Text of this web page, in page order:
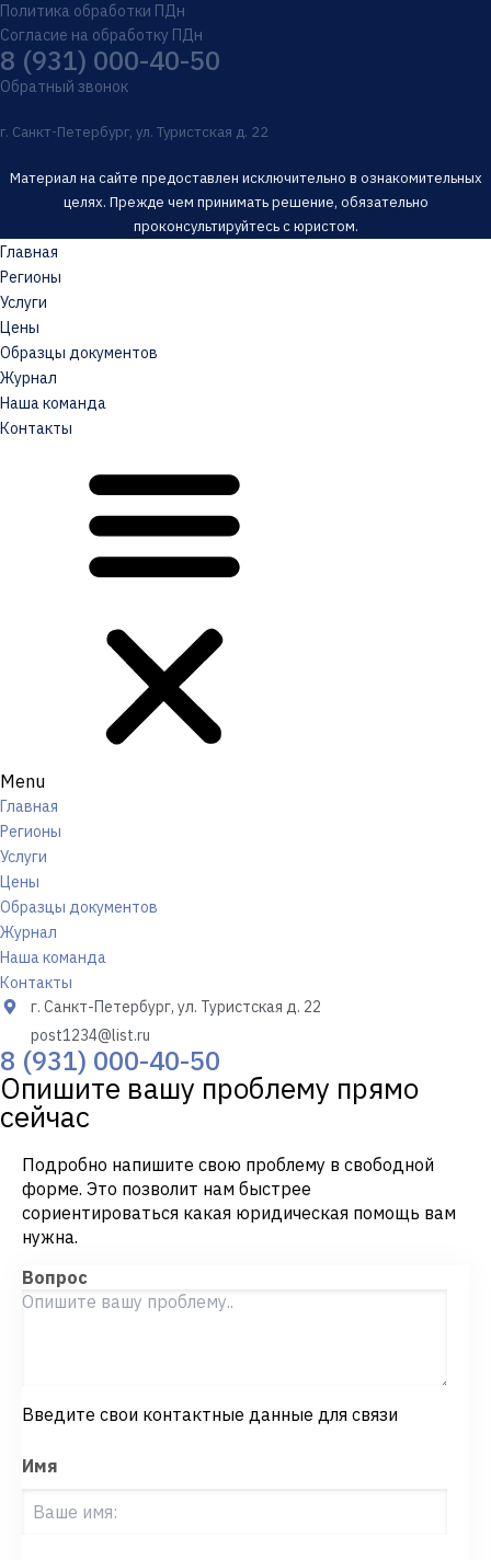
Политика обработки ПДн
Согласие на обработку ПДн
8 (931) 000-40-50
Обратный звонок
г. Санкт-Петербург, ул. Туристская д. 22
Материал на сайте предоставлен исключительно в ознакомительных
целях. Прежде чем принимать решение, обязательно
проконсультируйтесь с юристом.
Главная
Регионы
Услуги
Цены
Образцы документов
Журнал
Наша команда
Контакты
Menu
Главная
Регионы
Услуги
Цены
Образцы документов
Журнал
Наша команда
Контакты
г. Санкт-Петербург, ул. Туристская д. 22
post1234@list.ru
8 (931) 000-40-50
Опишите вашу проблему прямо
сейчас
Подробно напишите свою проблему в свободной
форме. Это позволит нам быстрее
сориентироваться какая юридическая помощь вам
нужна.
Вопрос
Введите свои контактные данные для связи
Имя